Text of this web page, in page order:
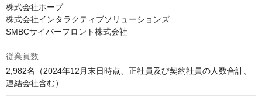
株式会社ホープ
株式会社インタラクティブソリューションズ
SMBCサイバーフロント株式会社
従業員数
2,982名（2024年12月末日時点、正社員及び契約社員の人数合計、
連結会社含む）